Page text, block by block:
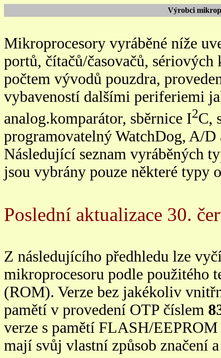
Výrobci
Mikroprocesory vyráběné níže
portů, čítačů/časovačů,
počtem vývodů pouzdra,
vybaveností dalšími periferiemi
analog.komparátor, sběrnice I2C,
programovatelný WatchDog, A/
Následující seznam vyráběných
jsou vybrány pouze některé typy
Poslední aktualizace 30.
Z následujícího předhledu lze
mikroprocesoru podle použitého
(ROM). Verze bez jakékoliv
pamětí v provedení OTP číslem
verze s pamětí FLASH/
mají svůj vlastní způsob značení